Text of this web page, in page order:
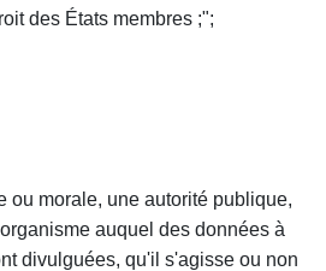
des États membres ;";
ou morale, une autorité publique,
auquel des données à
divulguées, qu'il s'agisse ou non